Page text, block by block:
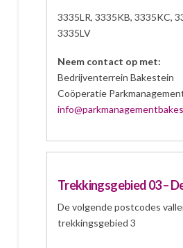
3335LR, 3335KB, 3335KC,
3335LV
Neem contact op met:
Bedrijventerrein Bakestein
Coöperatie
Trekkingsgebied 03 –
De volgende postcodes
trekkingsgebied 3